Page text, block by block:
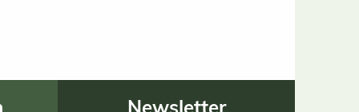
Newsletter